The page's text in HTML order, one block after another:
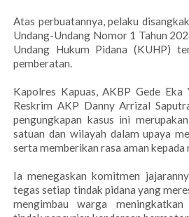
Atas perbuatannya, pelaku
Undang-Undang Nomor 1 Tahun
Undang Hukum Pidana (KUHP)
pemberatan.
Kapolres Kapuas, AKBP Gede Eka
Reskrim AKP Danny Arrizal
pengungkapan kasus ini
satuan dan wilayah dalam upaya
serta memberikan rasa aman kepada
Ia menegaskan komitmen
tegas setiap tindak pidana yang
mengimbau warga meningkatkan